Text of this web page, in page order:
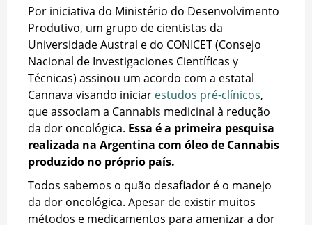
Por iniciativa do Ministério do Desenvolvimento
Produtivo, um grupo de cientistas da
Universidade Austral e do CONICET (Consejo
Nacional de Investigaciones Científicas y
Técnicas) assinou um acordo com a estatal
Cannava visando iniciar estudos pré-clínicos,
que associam a Cannabis medicinal à redução
da dor oncológica. Essa é a primeira pesquisa
realizada na Argentina com óleo de Cannabis
produzido no próprio país.
Todos sabemos o quão desafiador é o manejo
da dor oncológica. Apesar de existir muitos
métodos e medicamentos para amenizar a dor